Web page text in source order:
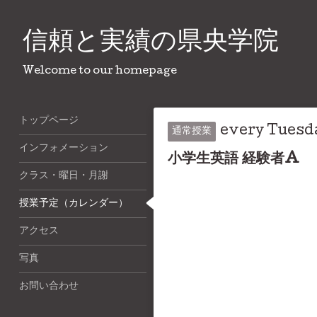
信頼と実績の県央学院
Welcome to our homepage
通常授業 every
小学生英語 経験者A
トップページ
インフォメーション
クラス・曜日・月謝
授業予定（カレンダー）
アクセス
写真
お問い合わせ